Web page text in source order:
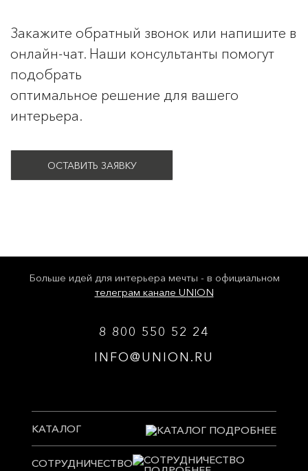
Закажите обратный звонок или напишите в
онлайн-чат. Наши консультанты помогут
подобрать
оптимальное решение для вашего
интерьера.
ОСТАВИТЬ ЗАЯВКУ
Больше идей для интерьера мечты - в официальном
телеграм канале UNION
8 800 550 52 24
INFO@UNION.RU
КАТАЛОГ
СОТРУДНИЧЕСТВО